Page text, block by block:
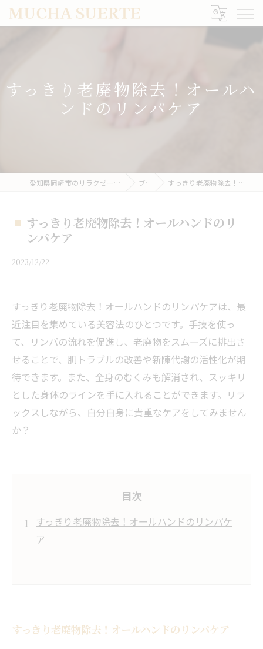
すっきり老廃物除去！オールハ
ンドのリンパケア
愛知県岡崎市のリラクゼーションならMUCHA SUERTE ブログ すっきり老廃物除去！オールハンドのリンパケア
すっきり老廃物除去！オールハンドのリ
ンパケア
2023/12/22
すっきり老廃物除去！オールハンドのリンパケアは、最
近注目を集めている美容法のひとつです。手技を使っ
て、リンパの流れを促進し、老廃物をスムーズに排出さ
せることで、肌トラブルの改善や新陳代謝の活性化が期
待できます。また、全身のむくみも解消され、スッキリ
とした身体のラインを手に入れることができます。リラ
ックスしながら、自分自身に貴重なケアをしてみません
か？
目次
すっきり老廃物除去！オールハンドのリンパケ
ア
すっきり老廃物除去！オールハンドのリンパケア